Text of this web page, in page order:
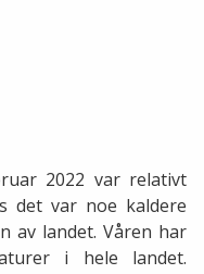
2022 var relativt
det var noe kaldere
av landet. Våren har
i hele landet.